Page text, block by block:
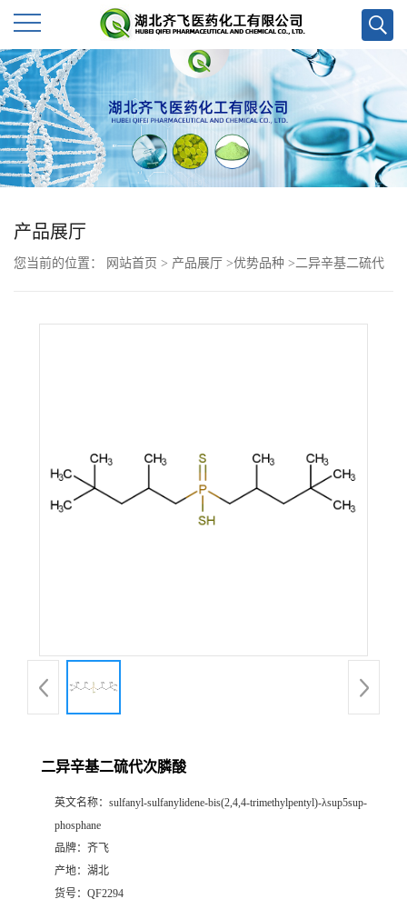
公
司
首
品
产品展厅
您当前的位置： 网站首页 > 产品展厅 >优势品种 >二异辛基二硫代
二异辛基二硫代次膦酸
英文名称： sulfanyl-sulfanylidene-bis(2,4,4-trimethylpentyl)-λsup5sup-
phosphane
品牌： 齐飞
产地： 湖北
货号： QF2294